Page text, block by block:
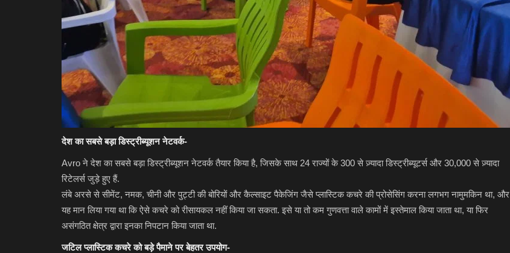
देश का सबसे बड़ा डिस्ट्रीब्यूशन नेटवर्क-
Avro ने देश का सबसे बड़ा डिस्ट्रीब्यूशन नेटवर्क तैयार किया है, जिसके साथ 24 राज्यों के 300 से ज़्यादा डिस्ट्रीब्यूटर्स और 30,000 से ज़्यादा
रिटेलर्स जुड़े हुए हैं.
लंबे अरसे से सीमेंट, नमक, चीनी और पुट्टी की बोरियों और कैल्साइट पैकेजिंग जैसे प्लास्टिक कचरे की प्रोसेसिंग करना लगभग नामुमकिन था, और
यह मान लिया गया था कि ऐसे कचरे को रीसायकल नहीं किया जा सकता. इसे या तो कम गुणवत्ता वाले कामों में इस्तेमाल किया जाता था, या फिर
असंगठित क्षेत्र द्वारा इनका निपटान किया जाता था.
जटिल प्लास्टिक कचरे को बड़े पैमाने पर बेहतर उपयोग-